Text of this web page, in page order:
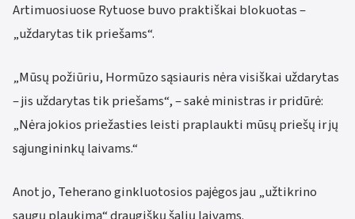
Artimuosiuose Rytuose buvo praktiškai blokuotas –
„uždarytas tik priešams“.
„Mūsų požiūriu, Hormūzo sąsiauris nėra visiškai uždarytas
– jis uždarytas tik priešams“, – sakė ministras ir pridūrė:
„Nėra jokios priežasties leisti praplaukti mūsų priešų ir jų
sąjungininkų laivams.“
Anot jo, Teherano ginkluotosios pajėgos jau „užtikrino